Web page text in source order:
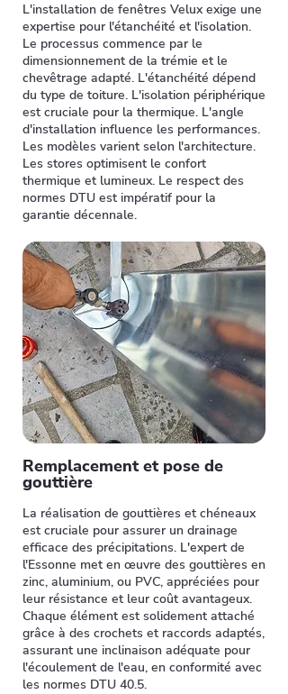
L'installation de fenêtres Velux exige une
expertise pour l'étanchéité et l'isolation.
Le processus commence par le
dimensionnement de la trémie et le
chevêtrage adapté. L'étanchéité dépend
du type de toiture. L'isolation périphérique
est cruciale pour la thermique. L'angle
d'installation influence les performances.
Les modèles varient selon l'architecture.
Les stores optimisent le confort
thermique et lumineux. Le respect des
normes DTU est impératif pour la
garantie décennale.
Remplacement et pose de
gouttière
La réalisation de gouttières et chéneaux
est cruciale pour assurer un drainage
efficace des précipitations. L'expert de
l'Essonne met en œuvre des gouttières en
zinc, aluminium, ou PVC, appréciées pour
leur résistance et leur coût avantageux.
Chaque élément est solidement attaché
grâce à des crochets et raccords adaptés,
assurant une inclinaison adéquate pour
l'écoulement de l'eau, en conformité avec
les normes DTU 40.5.